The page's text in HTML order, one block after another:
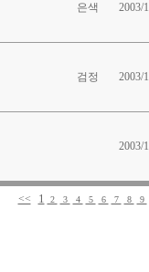
은색 2003/1
검정 2003/1
2003/1
<< 1 2 3 4 5 6 7 8 9